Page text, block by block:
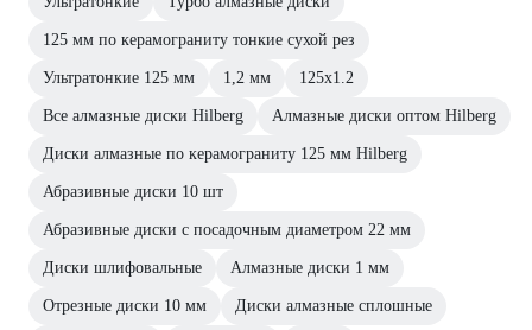
125 мм по керамограниту тонкие сухой рез
Ультратонкие 125 мм 1,2 мм 125х1.2
Все алмазные диски Hilberg Алмазные диски оптом Hilberg
Диски алмазные по керамограниту 125 мм Hilberg
Абразивные диски 10 шт
Абразивные диски с посадочным диаметром 22 мм
Диски шлифовальные Алмазные диски 1 мм
Отрезные диски 10 мм Диски алмазные сплошные